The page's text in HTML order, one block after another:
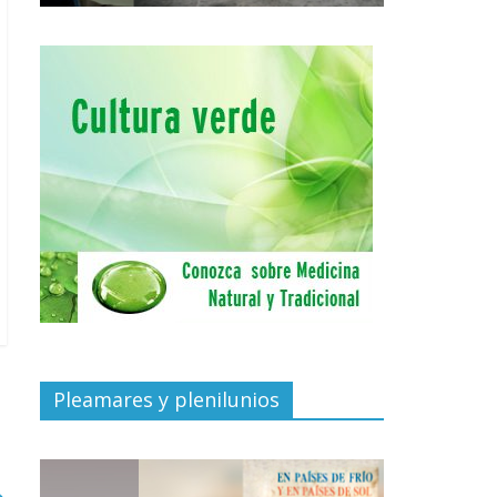
Pleamares y plenilunios